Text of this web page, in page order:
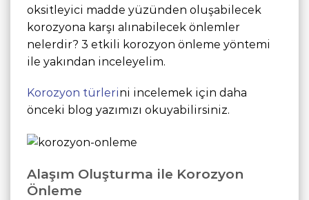
oksitleyici madde yüzünden oluşabilecek
korozyona karşı alınabilecek önlemler
nelerdir? 3 etkili korozyon önleme yöntemi
ile yakından inceleyelim.
Korozyon türlerini incelemek için daha
önceki blog yazımızı okuyabilirsiniz.
Alaşım Oluşturma ile Korozyon
Önleme